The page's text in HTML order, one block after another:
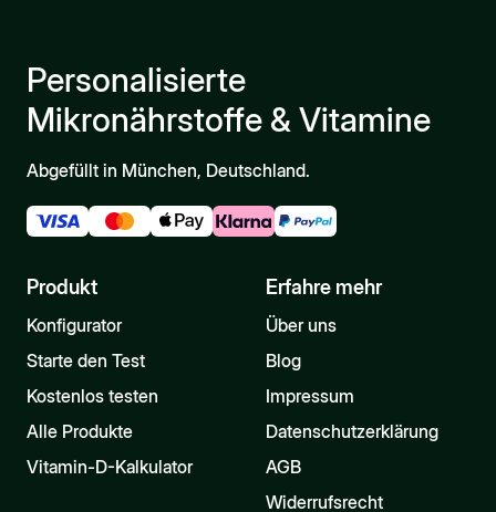
Personalisierte
Mikronährstoffe & Vitamine
Abgefüllt in München, Deutschland.
Produkt
Konfigurator
Starte den Test
Kostenlos testen
Alle Produkte
Vitamin-D-Kalkulator
Erfahre mehr
Über uns
Blog
Impressum
Datenschutzerklärung
AGB
Widerrufsrecht